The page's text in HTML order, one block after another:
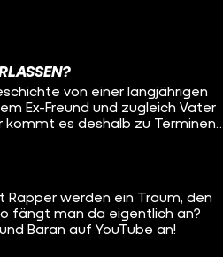
Schulabschluss
arbeitslosengeld-
breg-
@aufbruch.mit.pollux Wir
von einer langjährigen
Ex-Freund und zugleich Vater
kommt es deshalb zu Terminen
beiden Folgen von
Rapper werden ein Traum, den
fängt man da eigentlich an?
Baran auf YouTube an!